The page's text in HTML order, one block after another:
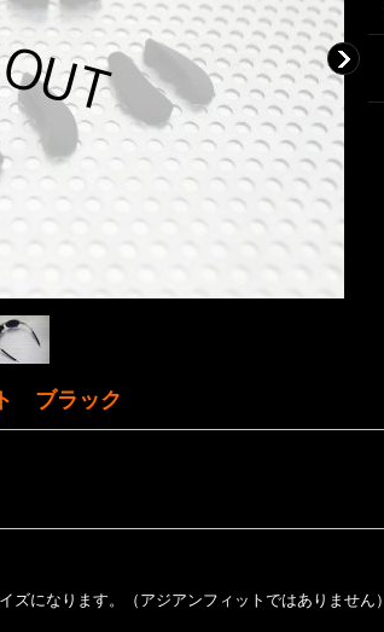
ブラック
ズになります。（アジアンフィットではありません）